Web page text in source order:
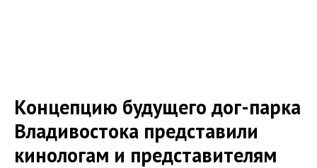
Концепцию будущего дог-парка
Владивостока представили
кинологам и представителям